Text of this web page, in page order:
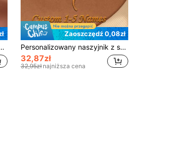
inicjału, z łańcuszkiem ze stali nierdzewnej 304, personalizowany prezent na urodziny, rocznicę, Dzień Matki, na co dzień i na formalne okazje – personalizowany prezent biżuteryjny
Zaoszczędź 0,08zł
Personalizowany naszyjnik z sercem z 1-5 imionami rodzinnymi, biżuteria z sercem z imieniem, personalizowany wisiorek w kształcie serca, prezent dla córki od mamy, naszyjnik z wieloma sercami, prezenty na Dzień Matki, złoty, stylowy, vintage, prosty, casualowy, nowoczesna pamiątka rodzinna, dla niej, przemyślany prezent, więź rodzinna
32,87zł
32,95zł najniższa cena